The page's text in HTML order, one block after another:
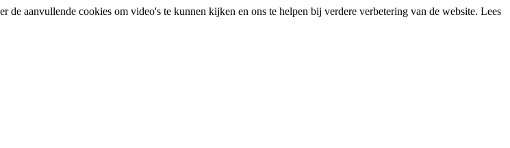
de aanvullende cookies om video's te kunnen kijken en ons te helpen bij verdere verbetering van de website. Lees